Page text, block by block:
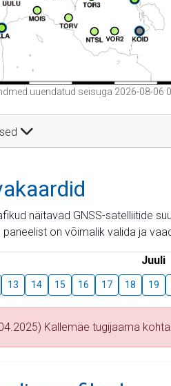
uuendatud seisuga 2026-08-06
näitavad GNSS-satelliitide
on võimalik valida ja
Juuli
13 14 15 16 17 18 19
Kallemäe tugijaama